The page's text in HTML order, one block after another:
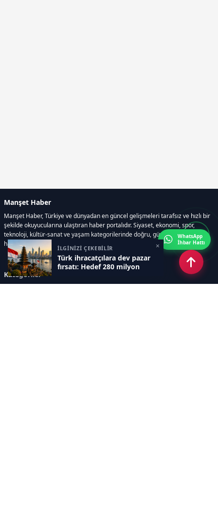
İLGİNİZİ ÇEKEBİLİR
Türk ihracatçılara dev pazar
fırsatı: Hedef 280 milyon
×
Manşet Haber
Manşet Haber, Türkiye ve dünyadan en güncel gelişmeleri tarafsız ve hızlı bir
şekilde okuyucularına ulaştıran haber portalıdır. Siyaset, ekonomi, spor,
teknoloji, kültür-sanat ve yaşam kategorilerinde doğru, güvenilir ve anlık
haberler sunar.
Kategoriler
WhatsApp
İhbar Hattı